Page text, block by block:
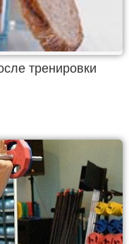
тренировки